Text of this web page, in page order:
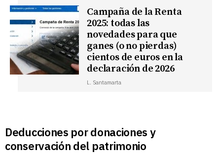
Campaña de la Renta
2025: todas las
novedades para que
ganes (o no pierdas)
cientos de euros en la
declaración de 2026
L. Santamarta
Deducciones por donaciones y
conservación del patrimonio